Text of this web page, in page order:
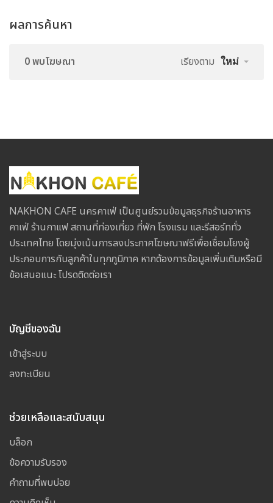
ผลการค้นหา
0 พบโฆษณา เรียงตาม ใหม่
NAKHON CAFE นครคาเฟ่ เป็นศูนย์รวมข้อมูลธุรกิจร้านอาหาร
คาเฟ่ ร้านกาแฟ สถานที่ท่องเที่ยว ที่พัก โรงแรม และรีสอร์ททั่ว
ประเทศไทย โดยมุ่งเน้นการลงประกาศโฆษณาฟรีเพื่อเชื่อมโยงผู้
ประกอบการกับลูกค้าในทุกภูมิภาค หากต้องการข้อมูลเพิ่มเติมหรือมี
ข้อเสนอแนะ โปรดติดต่อเรา
บัญชีของฉัน
เข้าสู่ระบบ
ลงทะเบียน
ช่วยเหลือและสนับสนุน
บล็อก
ข้อความรับรอง
คำถามที่พบบ่อย